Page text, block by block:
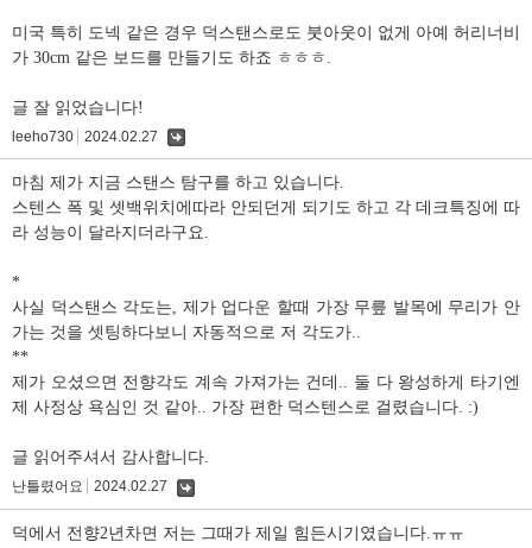
미국 특히 도넥 같은 경우 덕스탠스로도 붓아웃이 없게 아예 허리너비
가 30cm 같은 보드를 만들기도 하죠 ㅎㅎㅎ.
글 잘 읽었습니다!
leeho730 2024.02.27
마침 제가 지금 스탠스 탐구를 하고 있습니다.
스텐스 폭 및 셋백위치에따라 안되던게 되기도 하고 각 데크특징에 따
라 성능이 달라지더라구요.
*
사실 덕스탠스 각도는, 제가 업다운 할때 가장 무릎 발목에 무리가 안
가는 것을 셋팅하다보니 자동적으로 저 각도가..
**
제가 오셨으면 전향각도 계속 가져가는 건데.. 둘 다 왕성하게 타기엔
제 사정상 욕심인 것 같아.. 가장 편한 덕스텐스로 걸렸습니다. :)
글 읽어주셔서 감사합니다.
난틀렸어요 2024.02.27
덕에서 전향2년차면 저는 그때가 제일 힘든시기였습니다.ㅠㅠ